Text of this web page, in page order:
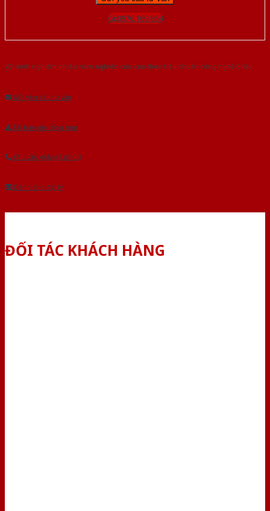
Gọi 0976.169.864
Với kinh nghiệm nhiêu năm nghiên cứu cửa theo tiêu chuẩn công nghệ Châu
Âu.Chúng tôi tự tin là nhà sản xuất & cung cấp hàng đầu tại Việt Nam!
Gửi yêu cầu tư vấn
Tải báo giá tổng hợp
Yêu cầu gọi lại (3 phút)
Dành cho đại lý
ĐỐI TÁC KHÁCH HÀNG